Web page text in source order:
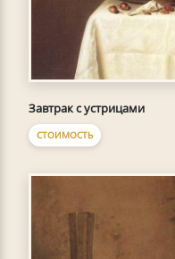
Завтрак с устрицами
СТОИМОСТЬ